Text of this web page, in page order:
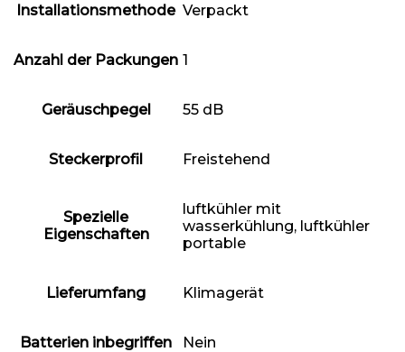
Installationsmethode ‎Verpackt
Anzahl der Packungen ‎1
Geräuschpegel ‎55 dB
Steckerprofil ‎Freistehend
Spezielle
Eigenschaften
‎luftkühler mit
wasserkühlung, luftkühler
portable
Lieferumfang ‎Klimagerät
Batterien inbegriffen ‎Nein